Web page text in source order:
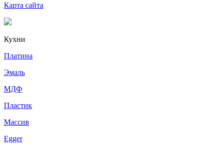
Карта сайта
Кухни
Платина
Эмаль
МДФ
Пластик
Массив
Egger